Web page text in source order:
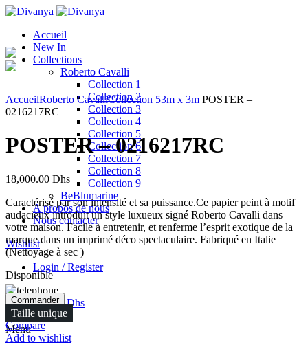
Accueil
New In
Collections
Roberto Cavalli
Collection 1
Collection 2
Collection 3
Collection 4
Collection 5
Collection 6
Collection 7
Collection 8
Collection 9
BeBlumarine
A propos de nous
Nous contacter
Wishlist
Login / Register
0items / 0.00Dhs
FR
Menu
AccueilRoberto CavalliCollection 53m x 3m POSTER –
0216217RC
POSTER – 0216217RC
18,000.00 Dhs
Caractérisé par son intensité et sa puissance.Ce papier peint à motif
audacieux introduit un style luxueux signé Roberto Cavalli dans
votre maison. Facile à entretenir, et renferme l’esprit exotique de la
marque dans un imprimé déco spectaculaire. Fabriqué en Italie
(Nettoyage à sec )
Disponible
Commander
Taille unique
Compare
Add to wishlist